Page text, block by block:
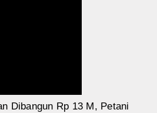
Dibangun Rp 13 M, Petani